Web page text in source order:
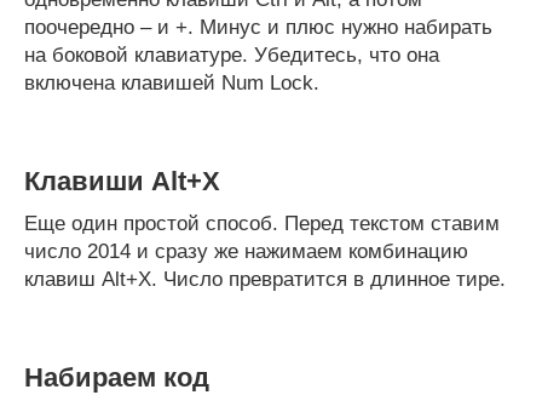
поочередно – и +. Минус и плюс нужно набирать
на боковой клавиатуре. Убедитесь, что она
включена клавишей Num Lock.
Клавиши Alt+X
Еще один простой способ. Перед текстом ставим
число 2014 и сразу же нажимаем комбинацию
клавиш Alt+X. Число превратится в длинное тире.
Набираем код